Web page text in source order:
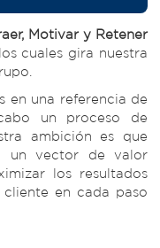
Motivar y Retener
cuales gira nuestra
en una referencia de
un proceso de
ambición es que
un vector de valor
los resultados
en cada paso